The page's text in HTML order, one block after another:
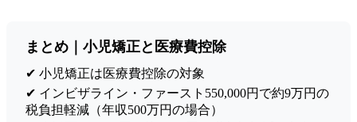
まとめ｜小児矯正と医療費控除
✔ 小児矯正は医療費控除の対象
✔ インビザライン・ファースト550,000円で約9万円の
税負担軽減（年収500万円の場合）